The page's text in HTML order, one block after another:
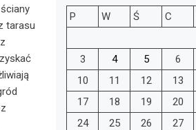
tarasu
P
W Ś C
3
4 5 6
10
11 12 13
17
18 19 20
24
25 26 27